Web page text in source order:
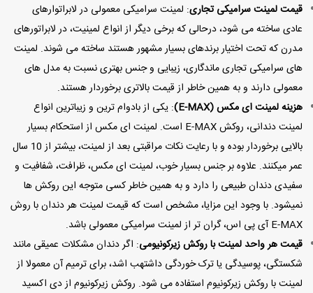
قیمت لمینت سرامیکی تجاری: لمینت سرامیکی معمولی در لابراتوارهای
عادی ساخته می شود، درحالی که برخی دیگر از انواع لمینیت، در لابراتورهای
مدرن که تحت اختیار برندهای بسیار مشهور هستند ساخته می شوند. لمینت
های سرامیکی تجاری ماندگاری، زیبایی و جنس بهتری نسبت به مدل های
معمولی دارند و به همین خاطر از قیمت بالاتری برخوردار هستند.
هزینه لمینت ای مکس (E-MAX)
: یکی از بادوام ترین و زیباترین انواع
لمینت دندانی، روکش E-MAX است. لمینت ای مکس از استحکام بسیار
بالایی برخوردار بوده و با رعایت نکات مراقبتی بعد از لمینت، بیشتر از 10 سال
عمر میکنند. علاوه بر جنس بسیار خوب، لمینت ای مکس، ظرافت، شفافیت و
سفیدی دندان طبیعی را دارد و به همین خاطر کسی متوجه این روکش ها
نمیشود. با وجود این مزایا، مشخص است که قیمت لمینت هر دندان با روش
E-MAX آی پی اس، گران تر از لمینت سرامیکی معمولی باشد.
قیمت هر واحد لمینت با روکش زیرکونیومی: اگر دندان مشکلات عمیقی مانند
شکستگی، پوسیدگی یا ترک خوردگی داشتهب اشد، برای ترمیم آن معمولا از
لمینت با روکش زیرکونیوم استفاده می شود. روکش زیرکونیوم از دی اکسید